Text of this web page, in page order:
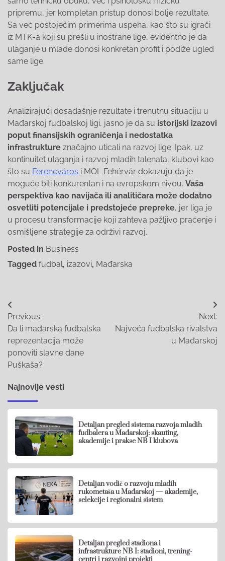
pripremu, jer kompletan pristup donosi bolje rezultate.
Sa već postojećim primerima uspeha, kao što su igrači
iz MTK-a koji su prešli u inostrane lige, evidentno je da
ulaganje u mlade donosi konkretan profit i podiže ugled
same lige.
Zaključak
Analizirajući dosadašnje rezultate i trenutnu situaciju u
Mađarskoj fudbalskoj ligi, jasno je da su istorijski izazovi
poput finansijskih ograničenja i nedostatka
infrastrukture značajno uticali na razvoj lige. Ipak, uz
kontinuitet ulaganja i razvoj mladih talenata, klubovi kao
što su Ferencváros i MOL Fehérvár dokazuju da je
moguće biti konkurentan i na evropskom nivou. Vaša
perspektiva kao navijača ili analitičara može dodatno
osvetliti potencijale i predstojeće prepreke, jer liga je
u procesu transformacije koji zahteva pažljivo praćenje i
osmišljene strategije za održivi razvoj.
Posted in Business
Tagged fudbal, izazovi, Mađarska
Post
navigation
Previous:
Da li mađarska fudbalska
reprezentacija može
ponoviti slavne dane
Puškaša?
Next:
Najveća fudbalska rivalstva
u Mađarskoj
Najnovije vesti
Detaljan pregled sistema razvoja mladih
fudbalera u Mađarskoj: skauting,
akademije i prakse NB I klubova
Detaljan vodič o razvoju mladih
rukometaša u Mađarskoj — akademije,
selekcije i regionalni sistem
Detaljan pregled stadiona i
infrastrukture NB I: stadioni, trening-